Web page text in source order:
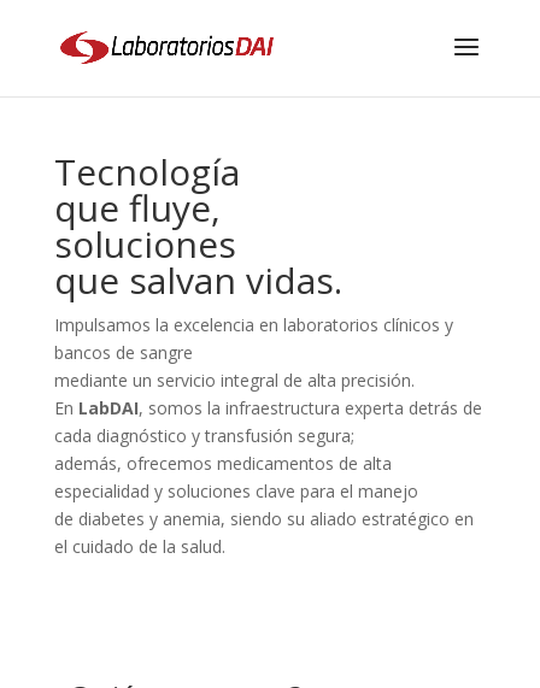
Tecnología
que fluye,
soluciones
que salvan vidas.
Impulsamos la excelencia en laboratorios clínicos y
bancos de sangre
mediante un servicio integral de alta precisión.
En LabDAI, somos la infraestructura experta detrás de
cada diagnóstico y transfusión segura;
además, ofrecemos medicamentos de alta
especialidad y soluciones clave para el manejo
de diabetes y anemia, siendo su aliado estratégico en
el cuidado de la salud.